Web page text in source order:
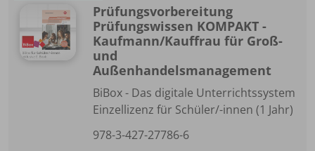
Prüfungsvorbereitung
Prüfungswissen KOMPAKT -
Kaufmann/Kauffrau für Groß-
und
Außenhandelsmanagement
BiBox - Das digitale Unterrichtssystem
Einzellizenz für Schüler/-innen (1 Jahr)
978-3-427-27786-6